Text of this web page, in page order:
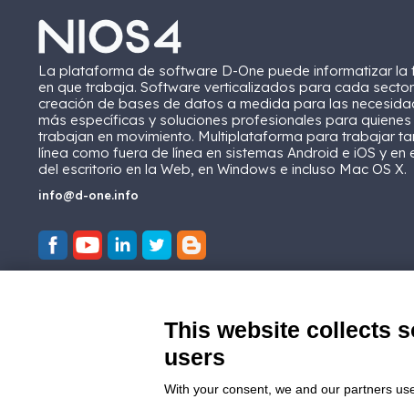
La plataforma de software D-One puede informatizar la
en que trabaja. Software verticalizados para cada sector,
creación de bases de datos a medida para las
más específicas y soluciones profesionales para quienes
trabajan en movimiento. Multiplataforma para trabajar
línea como fuera de línea en sistemas Android e iOS y en
del escritorio en la Web, en Windows e incluso Mac OS X.
info@d-one.info
This website collects
users
With your consent, we and our partners